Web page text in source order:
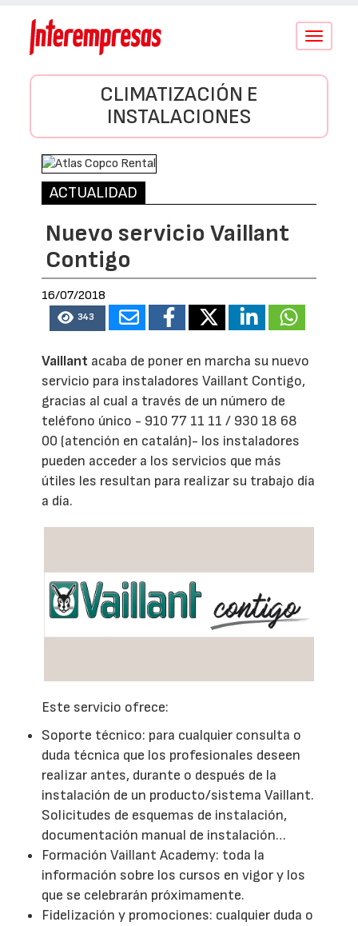
Conmutar
CLIMATIZACIÓN E
INSTALACIONES
ACTUALIDAD
Nuevo servicio Vaillant
Contigo
16/07/2018
343
Vaillant acaba de poner en marcha su nuevo
servicio para instaladores Vaillant Contigo,
gracias al cual a través de un número de
teléfono único - 910 77 11 11 / 930 18 68
00 (atención en catalán)- los instaladores
pueden acceder a los servicios que más
útiles les resultan para realizar su trabajo día
a día.
Este servicio ofrece:
Soporte técnico: para cualquier consulta o
duda técnica que los profesionales deseen
realizar antes, durante o después de la
instalación de un producto/sistema Vaillant.
Solicitudes de esquemas de instalación,
documentación manual de instalación…
Formación Vaillant Academy: toda la
información sobre los cursos en vigor y los
que se celebrarán próximamente.
Fidelización y promociones: cualquier duda o